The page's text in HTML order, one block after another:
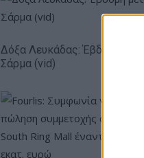
Δόξα Λευκάδας: Έβδομη
Σάρμα (vid)